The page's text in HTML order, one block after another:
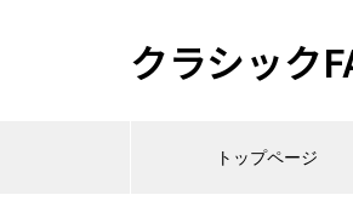
クラシック
トップページ